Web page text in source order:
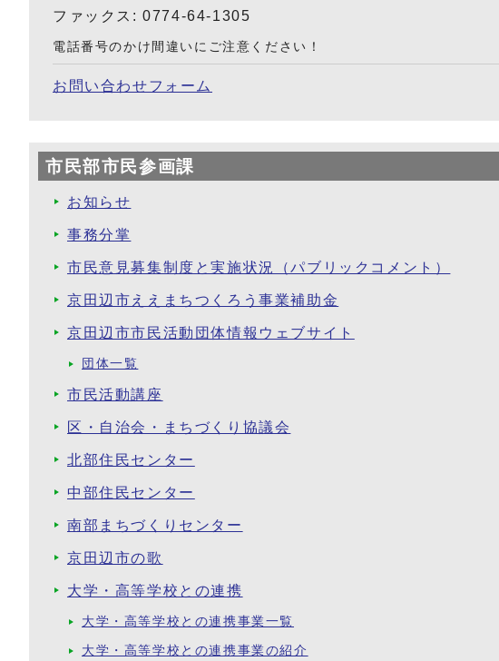
ファックス: 0774-64-1305
電話番号のかけ間違いにご注意ください！
お問い合わせフォーム
市民部市民参画課
お知らせ
事務分掌
市民意見募集制度と実施状況（パブリックコメント）
京田辺市ええまちつくろう事業補助金
京田辺市市民活動団体情報ウェブサイト
団体一覧
市民活動講座
区・自治会・まちづくり協議会
北部住民センター
中部住民センター
南部まちづくりセンター
京田辺市の歌
大学・高等学校との連携
大学・高等学校との連携事業一覧
大学・高等学校との連携事業の紹介